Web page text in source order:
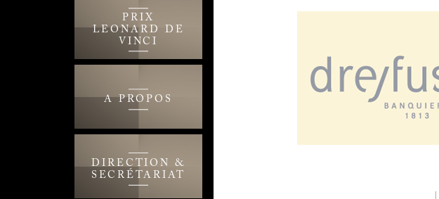
PRIX
LEONARD DE
VINCI
A PROPOS
DIRECTION &
SECRÉTARIAT